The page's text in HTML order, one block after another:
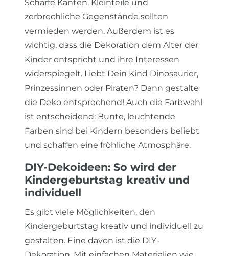
Scharfe Kanten, Kleinteile und
zerbrechliche Gegenstände sollten
vermieden werden. Außerdem ist es
wichtig, dass die Dekoration dem Alter der
Kinder entspricht und ihre Interessen
widerspiegelt. Liebt Dein Kind Dinosaurier,
Prinzessinnen oder Piraten? Dann gestalte
die Deko entsprechend! Auch die Farbwahl
ist entscheidend: Bunte, leuchtende
Farben sind bei Kindern besonders beliebt
und schaffen eine fröhliche Atmosphäre.
DIY-Dekoideen: So wird der
Kindergeburtstag kreativ und
individuell
Es gibt viele Möglichkeiten, den
Kindergeburtstag kreativ und individuell zu
gestalten. Eine davon ist die DIY-